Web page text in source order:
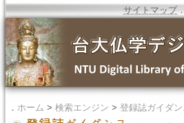
サイトマップ
． ホーム > 検索エンジン > 登録誌ガイダン